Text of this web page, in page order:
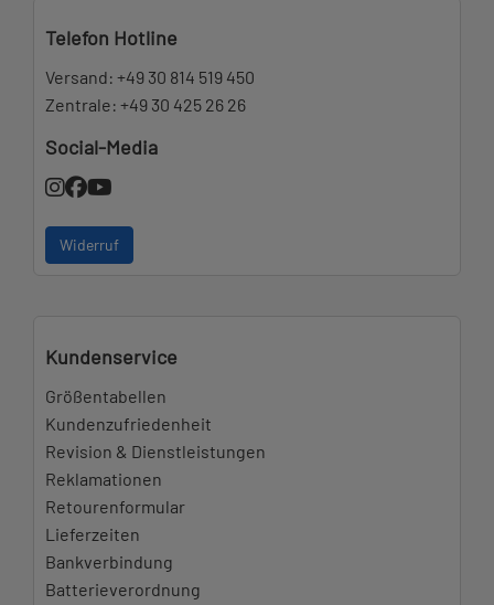
Telefon Hotline
Versand: +49 30 814 519 450
Zentrale: +49 30 425 26 26
Social-Media
Widerruf
Kundenservice
Größentabellen
Kundenzufriedenheit
Revision & Dienstleistungen
Reklamationen
Retourenformular
Lieferzeiten
Bankverbindung
Batterieverordnung